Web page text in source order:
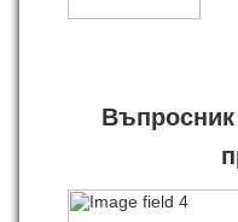
Въпросник